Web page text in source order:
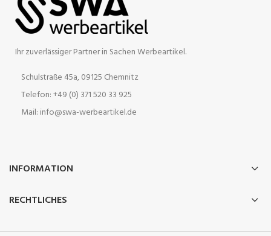
Ihr zuverlässiger Partner in Sachen Werbeartikel.
Schulstraße 45a, 09125 Chemnitz
Telefon: +49 (0) 371 520 33 925
Mail: info@swa-werbeartikel.de
INFORMATION
RECHTLICHES